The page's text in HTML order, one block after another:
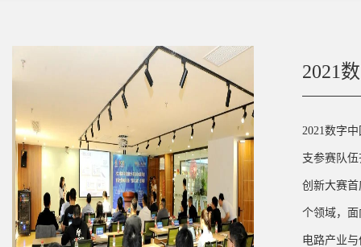
2021
2021数字
支参赛队
创新大赛
个领域，
电路产业